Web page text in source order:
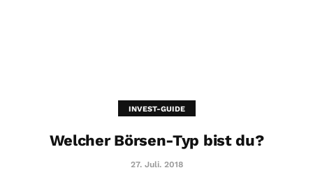
INVEST-GUIDE
Welcher Börsen-Typ bist du?
27. Juli. 2018